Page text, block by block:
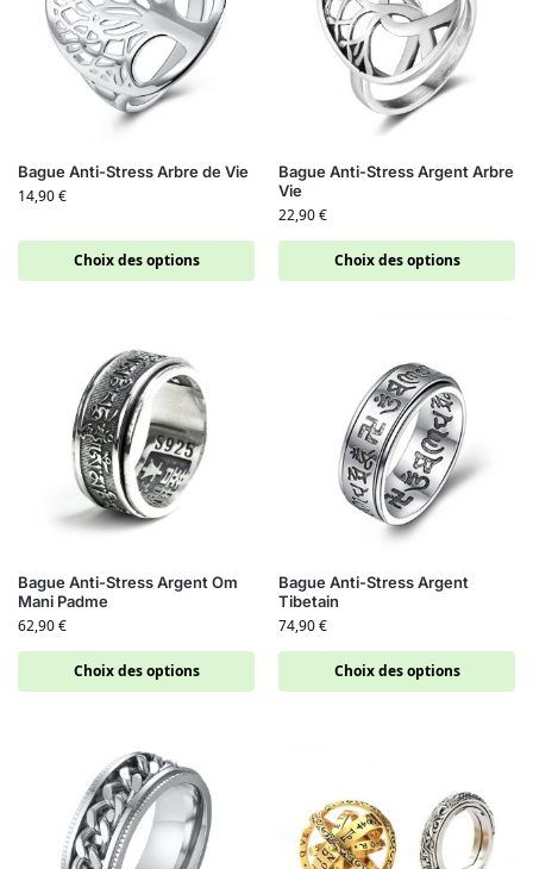
Bague Anti-Stress Arbre de Vie
14,90€
Choix des options
Bague Anti-Stress Argent Arbre
Vie
22,90€
Choix des options
Bague Anti-Stress Argent Om
Mani Padme
62,90€
Choix des options
Bague Anti-Stress Argent
Tibetain
74,90€
Choix des options